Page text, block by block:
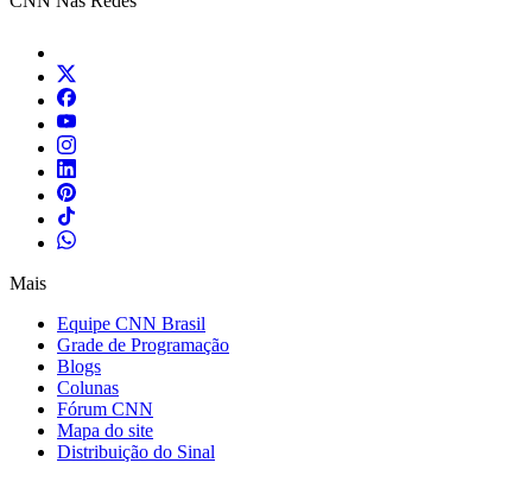
Mais
Equipe CNN Brasil
Grade de Programação
Blogs
Colunas
Fórum CNN
Mapa do site
Distribuição do Sinal